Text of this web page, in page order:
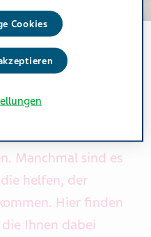
Betroffene vor
Manchmal sind es
helfen, der
Hier finden
Ihnen dabei
Cookies